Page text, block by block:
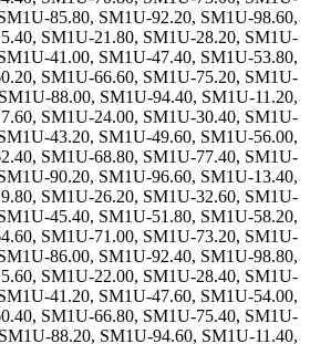
85.80, SM1U-92.20, SM1U-98.60,
, SM1U-21.80, SM1U-28.20, SM1U-
41.00, SM1U-47.40, SM1U-53.80,
, SM1U-66.60, SM1U-75.20, SM1U-
SM1U-88.00, SM1U-94.40, SM1U-11.20,
, SM1U-24.00, SM1U-30.40, SM1U-
43.20, SM1U-49.60, SM1U-56.00,
, SM1U-68.80, SM1U-77.40, SM1U-
90.20, SM1U-96.60, SM1U-13.40,
, SM1U-26.20, SM1U-32.60, SM1U-
45.40, SM1U-51.80, SM1U-58.20,
, SM1U-71.00, SM1U-73.20, SM1U-
86.00, SM1U-92.40, SM1U-98.80,
, SM1U-22.00, SM1U-28.40, SM1U-
41.20, SM1U-47.60, SM1U-54.00,
, SM1U-66.80, SM1U-75.40, SM1U-
SM1U-88.20, SM1U-94.60, SM1U-11.40,